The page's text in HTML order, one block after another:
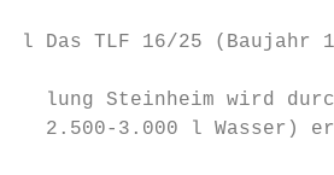
l Das TLF 16/25
lung Steinheim wird
2.500-3.000 l Wasser)